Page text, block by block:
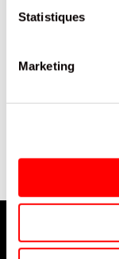
Statistiques
Marketing